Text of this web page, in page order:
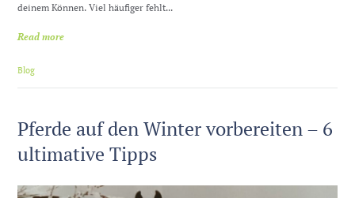
deinem Können. Viel häufiger fehlt...
Read more
Blog
Pferde auf den Winter vorbereiten – 6
ultimative Tipps